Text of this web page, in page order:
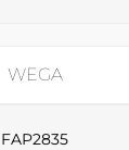
WEGA
FAP2835